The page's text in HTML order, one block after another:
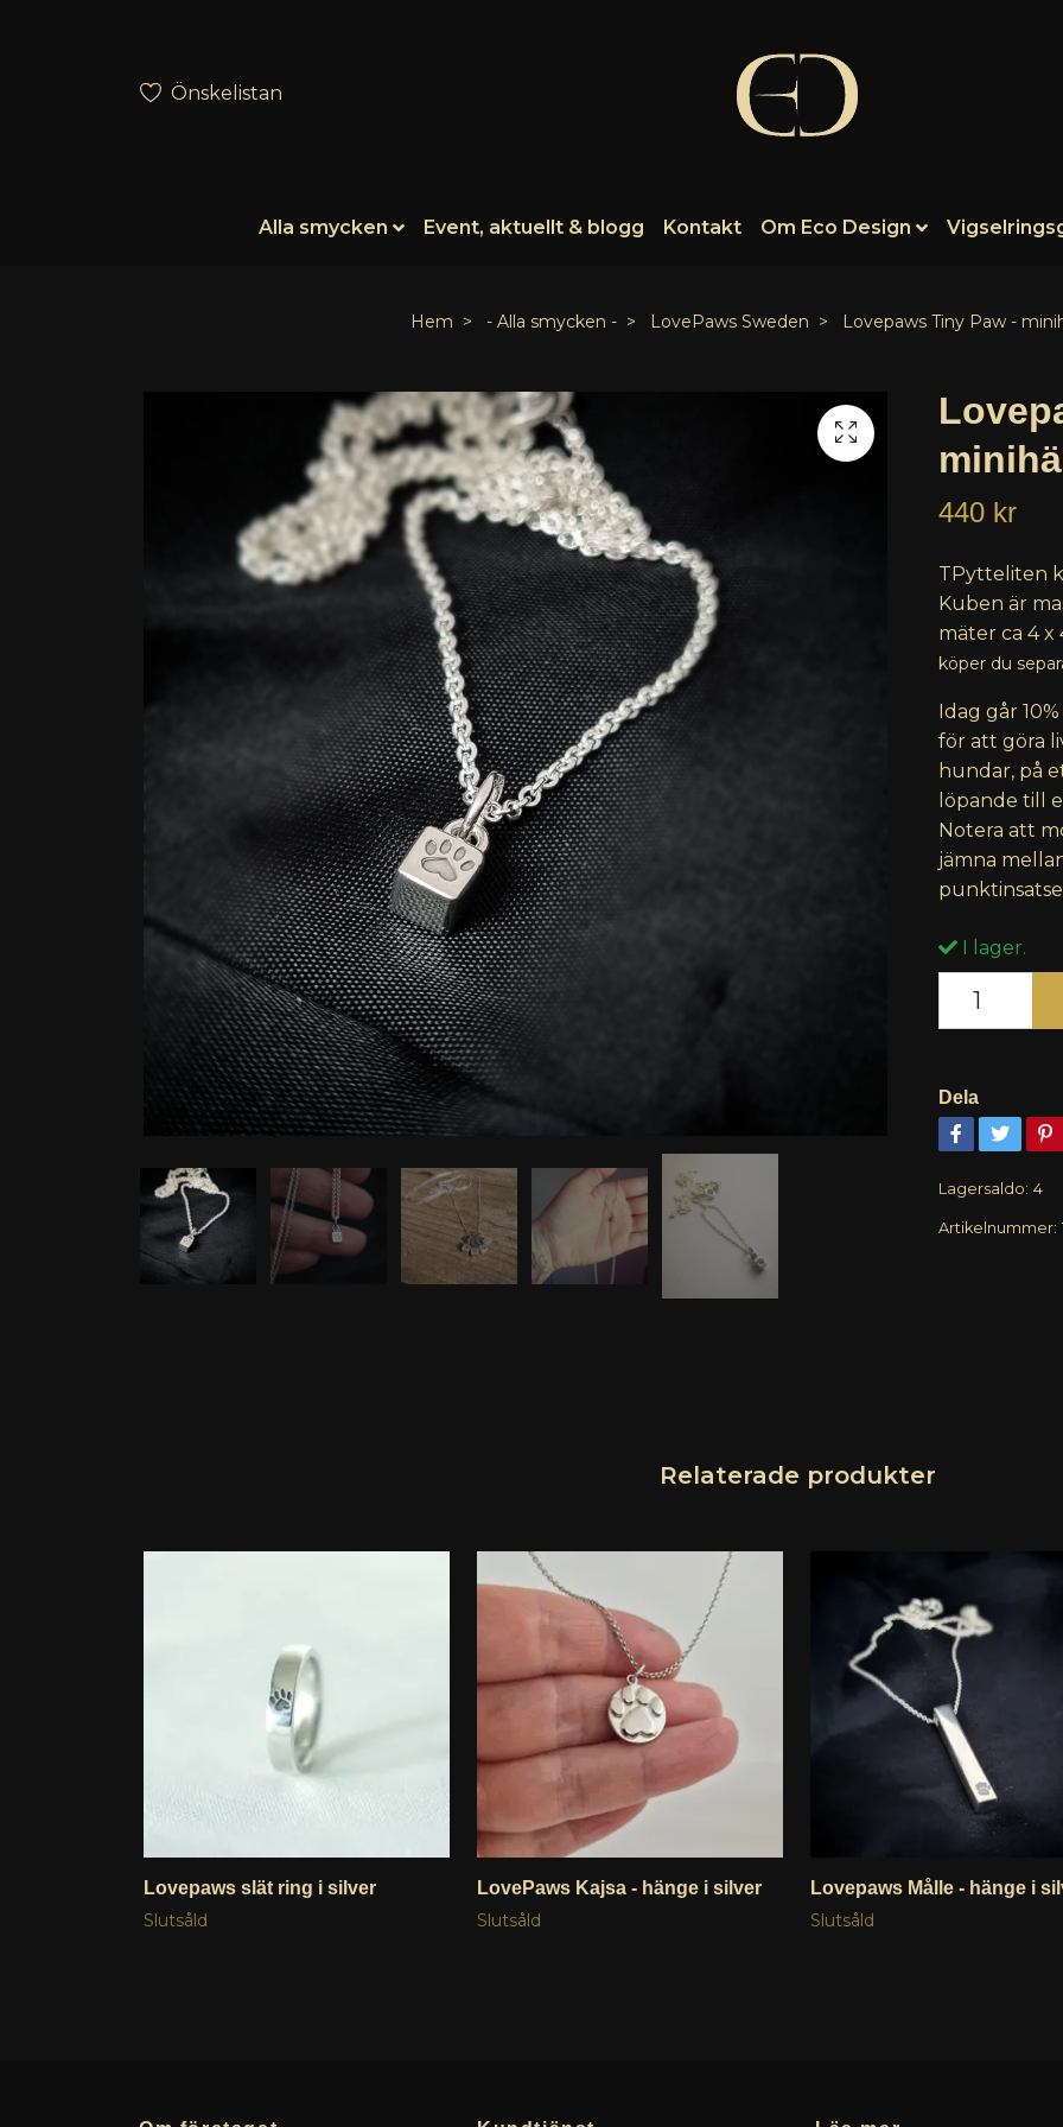
Önskelistan
Alla smycken Event, aktuellt & blogg Kontakt Om Eco Design
Hem - Alla smycken - LovePaws Sweden Lovepaws Tiny Paw -
440 kr
TPytteliten
Kuben är
mäter ca 4 x
köper du
Idag går
för att göra
hundar, på
löpande till
Notera att
jämna
I lager.
Dela
Lagersaldo: 4
Artikelnummer:
Lovepaws slät ring i silver
Slutsåld
LovePaws Kajsa - hänge i silver
Slutsåld
Lovepaws Målle - hänge i
Slutsåld